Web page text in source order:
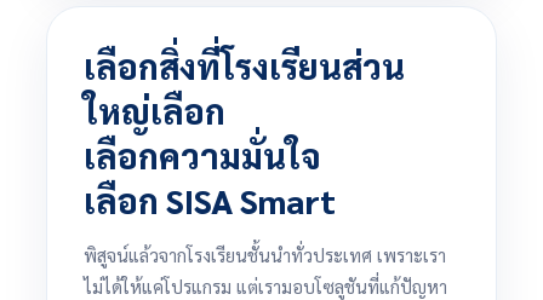
เลือกสิ่งที่โรงเรียนส่วน
ใหญ่เลือก
เลือกความมั่นใจ
เลือก SISA Smart
พิสูจน์แล้วจากโรงเรียนชั้นนำทั่วประเทศ เพราะเรา
ไม่ได้ให้แค่โปรแกรม แต่เรามอบโซลูชันที่แก้ปัญหา